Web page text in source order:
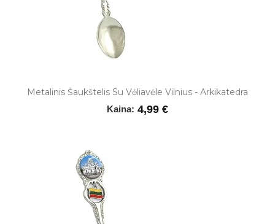
Metalinis Šaukštelis Su Vėliavėle Vilnius - Arkikatedra
Kaina: 4,99 €